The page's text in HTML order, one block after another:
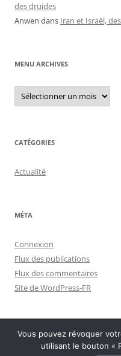
des druides
Anwen dans Iran et Israël,
MENU ARCHIVES
Menu
archives
CATÉGORIES
Actualité
MÉTA
Connexion
Flux des publications
Flux des commentaires
Site de WordPress-FR
Vous pouvez révoquer
utilisant le bouton «